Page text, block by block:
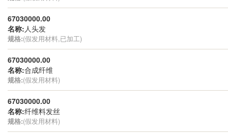
67030000.00
名称: 人头发
规格:(假发用材料,已加工)
67030000.00
名称:合成纤维
规格:(假发用材料)
67030000.00
名称:纤维料发丝
规格:(假发用材料)